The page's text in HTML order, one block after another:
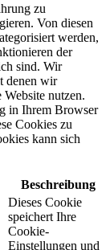
zu
Von diesen
werden,
der
sind. Wir
denen wir
nutzen.
in Ihrem Browser
Cookies zu
kann sich
Beschreibung
Dieses Cookie
speichert Ihre
Cookie-
Einstellungen und